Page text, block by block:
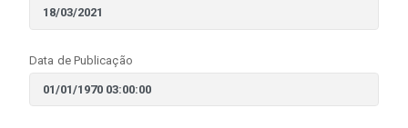
Data de Publicação